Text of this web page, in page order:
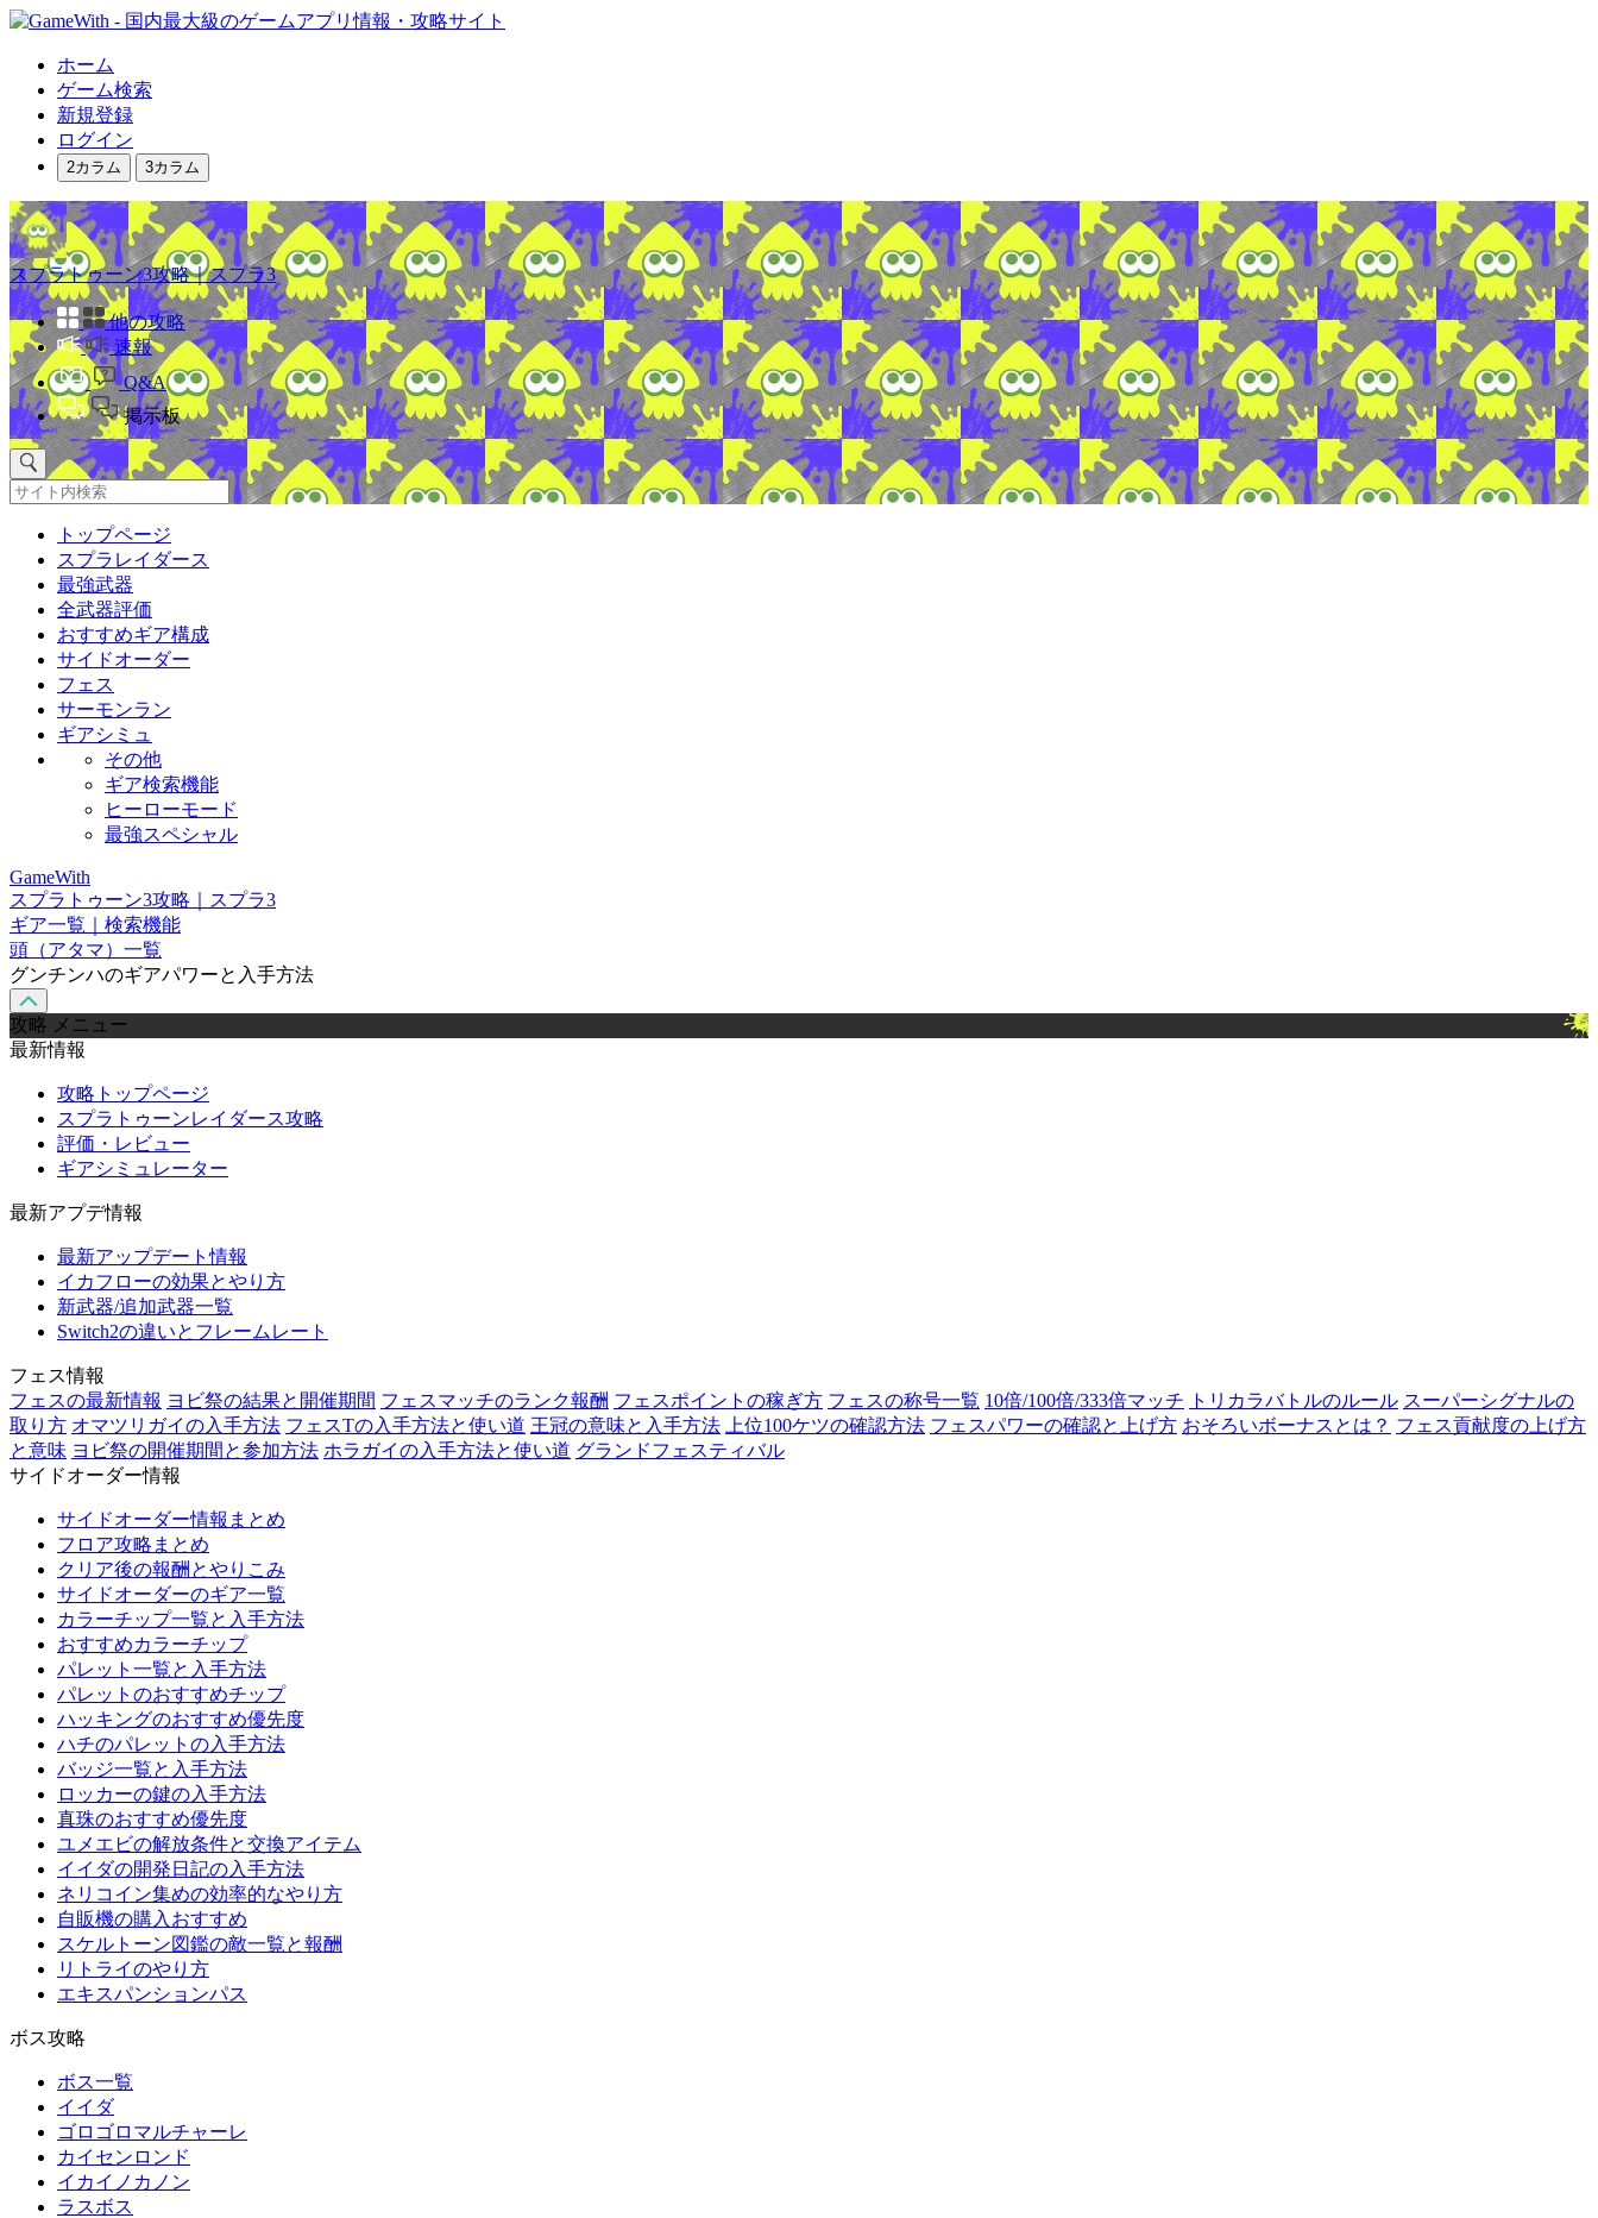
ホーム
ゲーム検索
新規登録
ログイン
2カラム 3カラム
スプラトゥーン3攻略｜スプラ3
他の攻略
速報
Q&A
掲示板
トップページ
スプラレイダース
最強武器
全武器評価
おすすめギア構成
サイドオーダー
フェス
サーモンラン
ギアシミュ
その他
ギア検索機能
ヒーローモード
最強スペシャル
GameWith
スプラトゥーン3攻略｜スプラ3
ギア一覧｜検索機能
頭（アタマ）一覧
グンチンハのギアパワーと入手方法
攻略 メニュー
最新情報
攻略トップページ
スプラトゥーンレイダース攻略
評価・レビュー
ギアシミュレーター
最新アプデ情報
最新アップデート情報
イカフローの効果とやり方
新武器/追加武器一覧
Switch2の違いとフレームレート
フェス情報
フェスの最新情報 ヨビ祭の結果と開催期間 フェスマッチのランク報酬 フェスポイントの稼ぎ方 フェスの称号一覧 10倍/100倍/333倍マッチ トリカラバトルのルール スーパーシグナルの
取り方 オマツリガイの入手方法 フェスTの入手方法と使い道 王冠の意味と入手方法 上位100ケツの確認方法 フェスパワーの確認と上げ方 おそろいボーナスとは？ フェス貢献度の上げ方
と意味 ヨビ祭の開催期間と参加方法 ホラガイの入手方法と使い道 グランドフェスティバル
サイドオーダー情報
サイドオーダー情報まとめ
フロア攻略まとめ
クリア後の報酬とやりこみ
サイドオーダーのギア一覧
カラーチップ一覧と入手方法
おすすめカラーチップ
パレット一覧と入手方法
パレットのおすすめチップ
ハッキングのおすすめ優先度
ハチのパレットの入手方法
バッジ一覧と入手方法
ロッカーの鍵の入手方法
真珠のおすすめ優先度
ユメエビの解放条件と交換アイテム
イイダの開発日記の入手方法
ネリコイン集めの効率的なやり方
自販機の購入おすすめ
スケルトーン図鑑の敵一覧と報酬
リトライのやり方
エキスパンションパス
ボス攻略
ボス一覧
イイダ
ゴロゴロマルチャーレ
カイセンロンド
イカイノカノン
ラスボス